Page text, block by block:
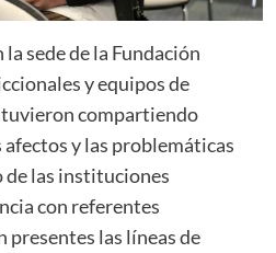
la sede de la Fundación
y equipos de
compartiendo
y las problemáticas
de las instituciones
con referentes
presentes las líneas de